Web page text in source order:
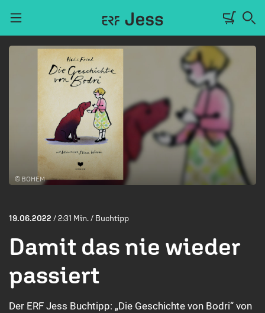
TALKWERK
REPORTAGE
DEINE APP
MITMACHEN
ÜBER UNS
© BOHEM
19.06.2022 / 2:31 Min. / Buchtipp
Damit das nie wieder
passiert
Der ERF Jess Buchtipp: „Die Geschichte von Bodri“ von